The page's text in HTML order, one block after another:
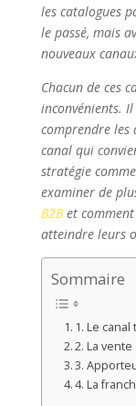
les catalogues
le passé, mais
nouveaux
Chacun de ces
inconvénients.
comprendre les
canal qui
stratégie
examiner de
B2Bet comment
atteindre leurs
Sommaire
1. Le
2. La
3.
4. La